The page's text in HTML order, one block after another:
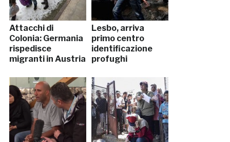
Attacchi di
Colonia: Germania
rispedisce
migranti in Austria
Lesbo, arriva
primo centro
identificazione
profughi